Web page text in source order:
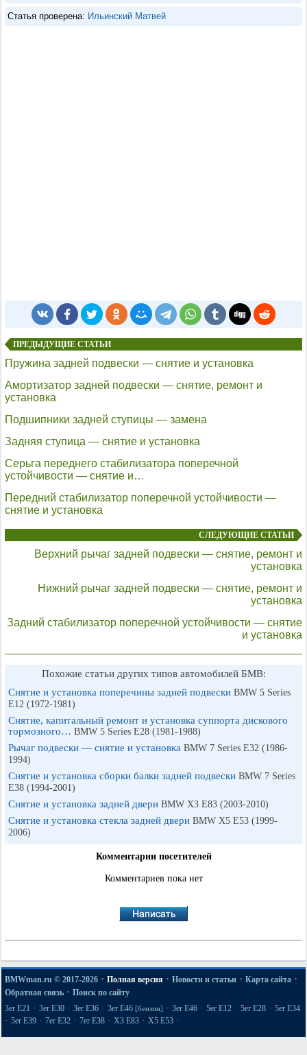
Статья проверена: Ильинский Матвей
ПРЕДЫДУЩИЕ СТАТЬИ
Пружина задней подвески — снятие и установка
Амортизатор задней подвески — снятие, ремонт и
установка
Подшипники задней ступицы — замена
Задняя ступица — снятие и установка
Серьга переднего стабилизатора поперечной
устойчивости — снятие и…
Передний стабилизатор поперечной устойчивости —
снятие и установка
СЛЕДУЮЩИЕ СТАТЬИ
Верхний рычаг задней подвески — снятие, ремонт и
установка
Нижний рычаг задней подвески — снятие, ремонт и
установка
Задний стабилизатор поперечной устойчивости — снятие
и установка
Похожие статьи других типов автомобилей БМВ:
Снятие и установка поперечины задней подвески BMW 5 Series
E12 (1972-1981)
Снятие, капитальный ремонт и установка суппорта дискового
тормозного… BMW 5 Series E28 (1981-1988)
Рычаг подвески — снятие и установка BMW 7 Series E32 (1986-
1994)
Снятие и установка сборки балки задней подвески BMW 7 Series
E38 (1994-2001)
Снятие и установка задней двери BMW X3 E83 (2003-2010)
Снятие и установка стекла задней двери BMW X5 E53 (1999-
2006)
Комментарии посетителей
Комментариев пока нет
BMWman.ru © 2017-2026 · Полная версия · Новости и статьи · Карта сайта ·
Обратная связь · Поиск по сайту
3er E21 · 3er E30 · 3er E36 · 3er E46 [бензин] · 3er E46 · 5er E12 · 5er E28 · 5er E34
· 5er E39 · 7er E32 · 7er E38 · X3 E83 · X5 E53 ·